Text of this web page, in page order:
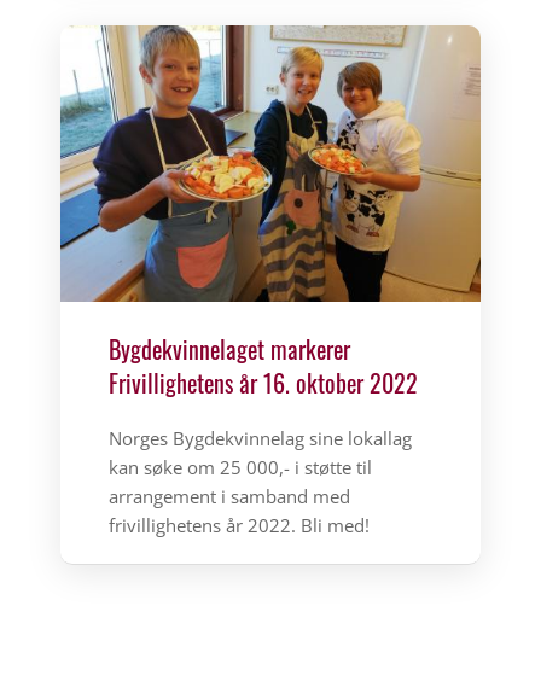
Bygdekvinnelaget markerer
Frivillighetens år 16. oktober 2022
Norges Bygdekvinnelag sine lokallag
kan søke om 25 000,- i støtte til
arrangement i samband med
frivillighetens år 2022. Bli med!